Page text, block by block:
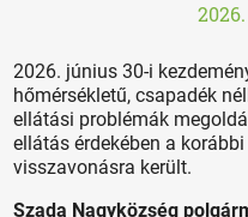
2026. június 30-i
hőmérsékletű, csapadék
ellátási problémák
ellátás érdekében a
visszavonásra került.
Szada Nagyközség